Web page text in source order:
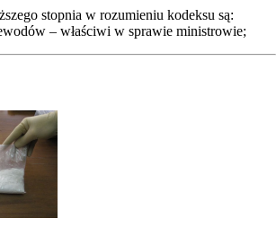
stopnia w rozumieniu kodeksu są:
– właściwi w sprawie ministrowie;